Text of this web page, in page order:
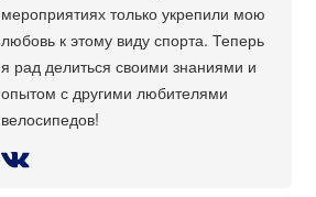
мероприятиях только укрепили мою
любовь к этому виду спорта. Теперь
я рад делиться своими знаниями и
опытом с другими любителями
велосипедов!